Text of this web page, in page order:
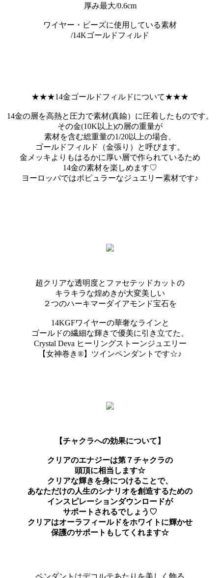
厚み最大/0.6cm
ワイヤー・ビーズに使用している素材
/14Kゴールドフィルド
★★★14金ゴールドフィルドについて★★★
14金の層を高熱と圧力で素材(真鍮）に圧着したものです。
その金(10K以上)の層の重量が
素材を含む総重量の1/20以上の場合、
ゴールドフィルド（金張り）と呼びます。
金メッキよりもはるかに厚い層で作られているため
14金の素材を楽しめます♡
ヨーロッパではポピュラーなジュエリー素材です♪
超クリアな透明度とファセテッドカットの
キラキラな煌めきが大変美しい
２つのハーキマーダイアモンド宝石を
14KGFワイヤーの華奢なラインと
ゴールドの繊細な輝きで優美に引き立てた、
Crystal Deva ヒーリングストーンジュエリー
【女神巻き®】ツインペンダントです☆♪
【チャクラへの効果について】
クリアのエナジーは第７チャクラの
頭頂に相当します☆
クリアな輝きを身につけることで、
あなただけの人生のシナリオを創造するための
インスピレーションダウンロードが
サポートされるでしょう♡
クリアはオーラフィールドをホワイトに輝かせ
保護のサポートもしてくれます☆
ペンダントはデコルテあたりを美しく飾る